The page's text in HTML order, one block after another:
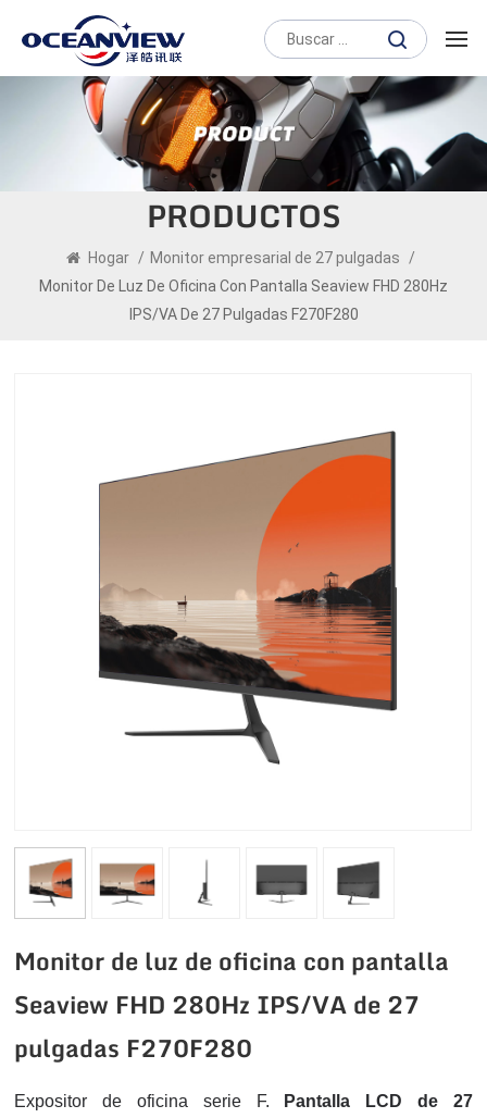
PRODUCTOS
Hogar / Monitor empresarial de 27 pulgadas
/
Monitor De Luz De Oficina Con Pantalla Seaview FHD 280Hz
IPS/VA De 27 Pulgadas F270F280
Monitor de luz de oficina con pantalla
Seaview FHD 280Hz IPS/VA de 27
pulgadas F270F280
Expositor de oficina serie F.
Pantalla LCD de 27